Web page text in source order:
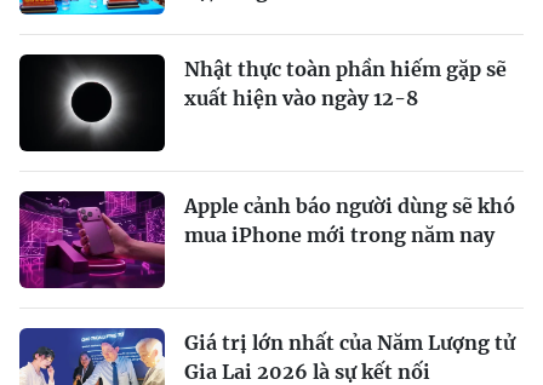
Nhật thực toàn phần hiếm gặp sẽ
xuất hiện vào ngày 12-8
Apple cảnh báo người dùng sẽ khó
mua iPhone mới trong năm nay
Giá trị lớn nhất của Năm Lượng tử
Gia Lai 2026 là sự kết nối